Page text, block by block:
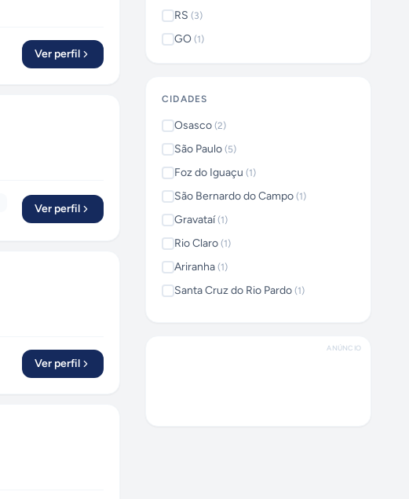
Ver perfil
Ver perfil
Ver perfil
RS (3)
GO (1)
CIDADES
Osasco (2)
São Paulo (5)
Foz do Iguaçu (1)
São Bernardo do Campo (1)
Gravataí (1)
Rio Claro (1)
Ariranha (1)
Santa Cruz do Rio Pardo (1)
ANÚNCIO